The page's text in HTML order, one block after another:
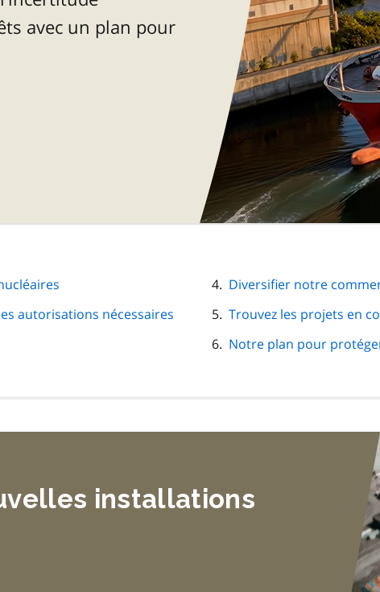
avec un plan pour
autorisations nécessaires
Diversifier notre
Trouvez les projets en
Notre plan pour
installations